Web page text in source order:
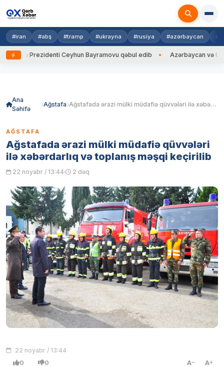
#iran #abş #tramp #ukrayna #rusiya #azərbaycan
Prezidenti Ceyhun Bayramovu qəbul edib Azərbaycan və
Ana
Səhifə
Ağstafa Ağstafada ərazi mülki müdafiə qüvvələri ilə xəbərdarlıq və toplanış məşqi keçirilib
AĞSTAFA
Ağstafada ərazi mülki müdafiə qüvvələri
ilə xəbərdarlıq və toplanış məşqi keçirilib
22 noyabr / 13:44 2 dəq
22 noyabr / 13:44
0 0 A A